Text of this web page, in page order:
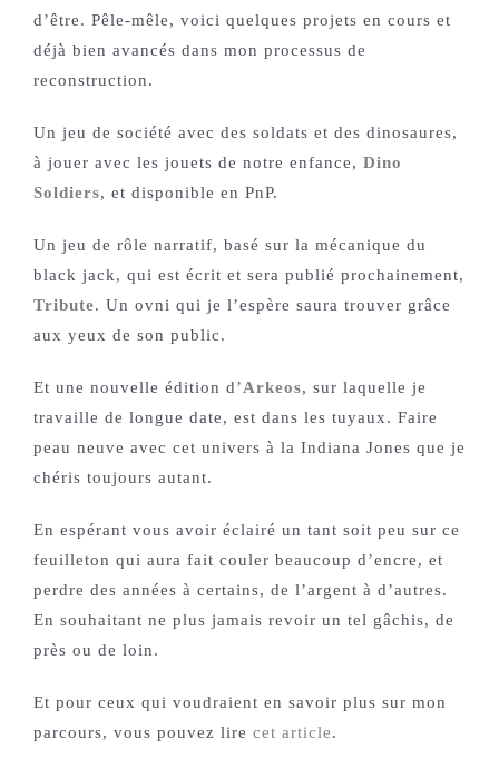
d’être. Pêle-mêle, voici quelques projets en cours et
déjà bien avancés dans mon processus de
reconstruction.
Un jeu de société avec des soldats et des dinosaures,
à jouer avec les jouets de notre enfance, Dino
Soldiers, et disponible en PnP.
Un jeu de rôle narratif, basé sur la mécanique du
black jack, qui est écrit et sera publié prochainement,
Tribute. Un ovni qui je l’espère saura trouver grâce
aux yeux de son public.
Et une nouvelle édition d’Arkeos, sur laquelle je
travaille de longue date, est dans les tuyaux. Faire
peau neuve avec cet univers à la Indiana Jones que je
chéris toujours autant.
En espérant vous avoir éclairé un tant soit peu sur ce
feuilleton qui aura fait couler beaucoup d’encre, et
perdre des années à certains, de l’argent à d’autres.
En souhaitant ne plus jamais revoir un tel gâchis, de
près ou de loin.
Et pour ceux qui voudraient en savoir plus sur mon
parcours, vous pouvez lire cet article.